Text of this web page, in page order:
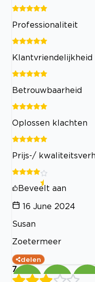
Professionaliteit
Klantvriendelijkheid
Betrouwbaarheid
Oplossen klachten
Prijs-/
Beveelt aan
16 June 2024
Susan
Zoetermeer
delen
7